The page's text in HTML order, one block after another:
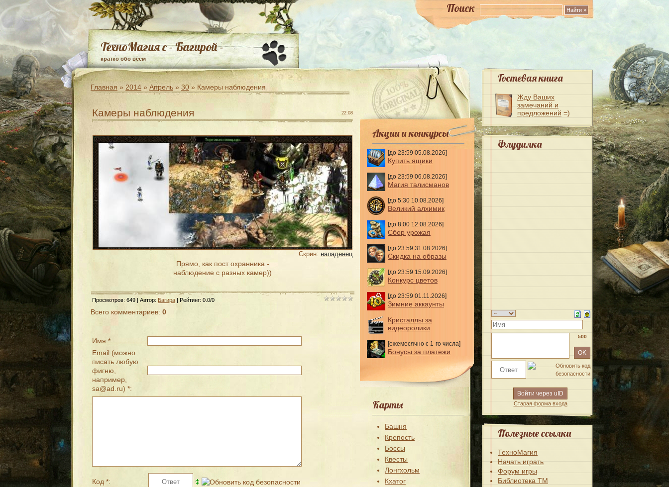
Поиск
ТехноМагия с - Багирой -
кратко обо всём
Главная » 2014 » Апрель » 30 » Камеры наблюдения
22:08
Камеры наблюдения
Скрин: нападенец
Прямо, как пост охранника -
наблюдение с разных камер))
Просмотров: 649 | Автор: Багира | Рейтинг: 0.0/0
Всего комментариев: 0
Имя *:
Email (можно
писать любую
фигню,
например,
sa@ad.ru) *:
Код *:
Акции и конкурсы
[до 23:59 05.08.2026]
Купить ящики
[до 23:59 06.08.2026]
Магия талисманов
[до 5:30 10.08.2026]
Великий алхимик
[до 8:00 12.08.2026]
Сбор урожая
[до 23:59 31.08.2026]
Скидка на образы
[до 23:59 15.09.2026]
Конкурс цветов
[до 23:59 01.11.2026]
Зимние аккаунты
Кристаллы за
видеоролики
[ежемесячно с 1-го числа]
Бонусы за платежи
Карты
Башня
Крепость
Боссы
Квесты
Лонгхольм
Кхатог
Гостевая книга
Жду Ваших
замечаний и
предложений =)
Флудилка
500
Войти через uID
Старая форма входа
Полезные ссылки
ТехноМагия
Начать играть
Форум игры
Библиотека ТМ